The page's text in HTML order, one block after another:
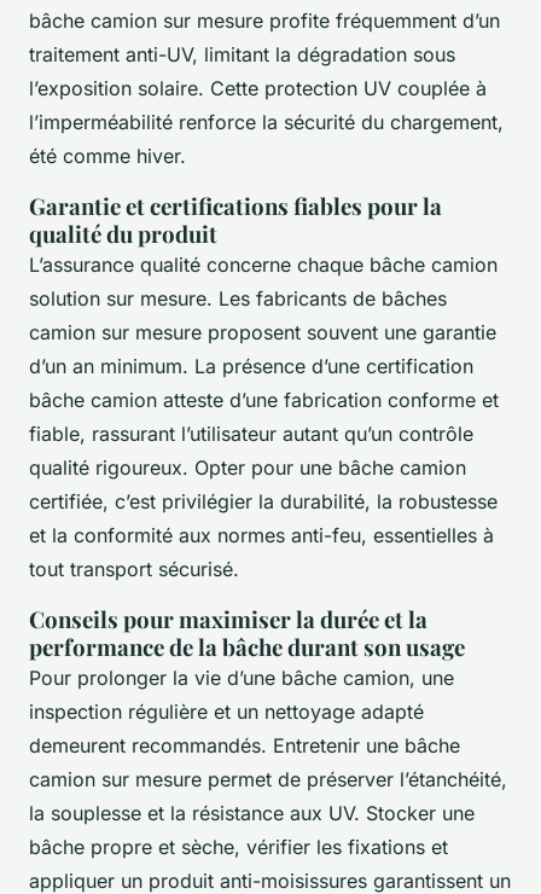
bâche camion sur mesure profite fréquemment d’un
traitement anti-UV, limitant la dégradation sous
l’exposition solaire. Cette protection UV couplée à
l’imperméabilité renforce la sécurité du chargement,
été comme hiver.
Garantie et certifications fiables pour la
qualité du produit
L’assurance qualité concerne chaque bâche camion
solution sur mesure. Les fabricants de bâches
camion sur mesure proposent souvent une garantie
d’un an minimum. La présence d’une certification
bâche camion atteste d’une fabrication conforme et
fiable, rassurant l’utilisateur autant qu’un contrôle
qualité rigoureux. Opter pour une bâche camion
certifiée, c’est privilégier la durabilité, la robustesse
et la conformité aux normes anti-feu, essentielles à
tout transport sécurisé.
Conseils pour maximiser la durée et la
performance de la bâche durant son usage
Pour prolonger la vie d’une bâche camion, une
inspection régulière et un nettoyage adapté
demeurent recommandés. Entretenir une bâche
camion sur mesure permet de préserver l’étanchéité,
la souplesse et la résistance aux UV. Stocker une
bâche propre et sèche, vérifier les fixations et
appliquer un produit anti-moisissures garantissent un